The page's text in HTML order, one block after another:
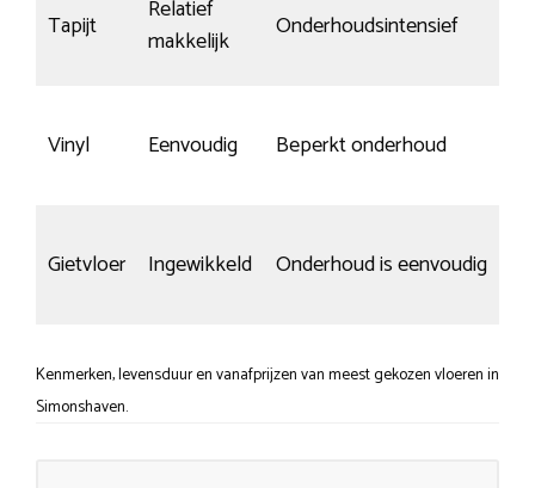
Tapijt
Relatief
makkelijk
Onderhoudsintensief
Vinyl Eenvoudig Beperkt onderhoud
Gietvloer Ingewikkeld Onderhoud is eenvoudig
Kenmerken, levensduur en vanafprijzen van meest gekozen vloeren in
Simonshaven.